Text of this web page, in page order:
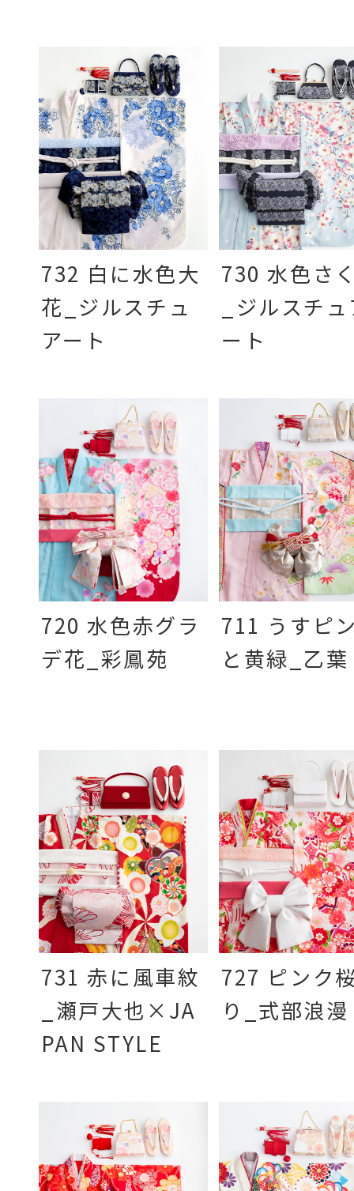
732 白に水色大
花_ジルスチュ
アート
730 水色さ
_ジルスチ
ート
720 水色赤グラ
デ花_彩鳳苑
711 うすピ
と黄緑_乙葉
731 赤に風車紋
_瀬戸大也×JA
PAN STYLE
727 ピンク
り_式部浪漫